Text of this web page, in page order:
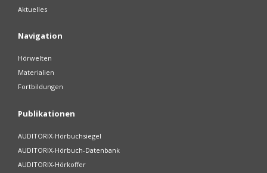
Aktuelles
Navigation
Hörwelten
Materialien
Fortbildungen
Publikationen
AUDITORIX-Hörbuchsiegel
AUDITORIX-Hörbuch-Datenbank
AUDITORIX-Hörkoffer